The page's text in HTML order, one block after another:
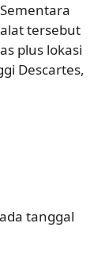
tersebut
plus lokasi
Descartes,
tanggal